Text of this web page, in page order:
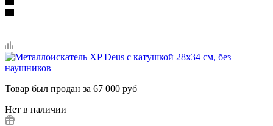
Товар был продан за 67 000 руб
Нет в наличии